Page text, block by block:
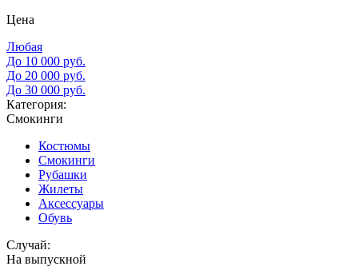
Цена
Любая
До 10 000 руб.
До 20 000 руб.
До 30 000 руб.
Категория:
Смокинги
Костюмы
Смокинги
Рубашки
Жилеты
Аксессуары
Обувь
Случай:
На выпускной